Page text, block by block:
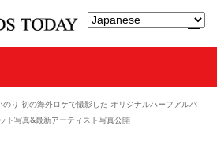
のり 初の海外ロケで撮影した オリジナルハーフアルバ
写真&最新アーティスト写真公開